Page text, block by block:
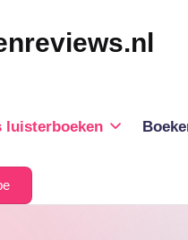
luisterboeken